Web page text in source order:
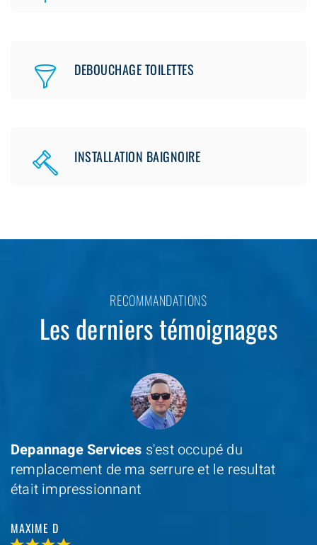
DEBOUCHAGE TOILETTES
INSTALLATION BAIGNOIRE
RECOMMANDATIONS
Les derniers témoignages
Depannage Services s'est occupé du
remplacement de ma serrure et le resultat
était impressionnant
MAXIME D